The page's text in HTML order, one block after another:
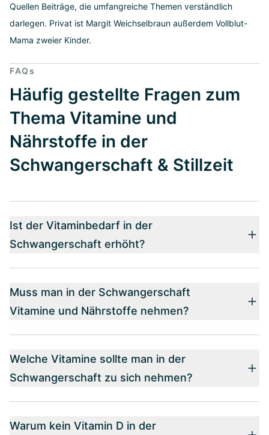
Quellen Beiträge, die umfangreiche Themen verständlich
darlegen. Privat ist Margit Weichselbraun außerdem Vollblut-
Mama zweier Kinder.
FAQs
Häufig gestellte Fragen zum
Thema Vitamine und
Nährstoffe in der
Schwangerschaft & Stillzeit
Ist der Vitaminbedarf in der
Schwangerschaft erhöht?
Muss man in der Schwangerschaft
Vitamine und Nährstoffe nehmen?
Welche Vitamine sollte man in der
Schwangerschaft zu sich nehmen?
Warum kein Vitamin D in der